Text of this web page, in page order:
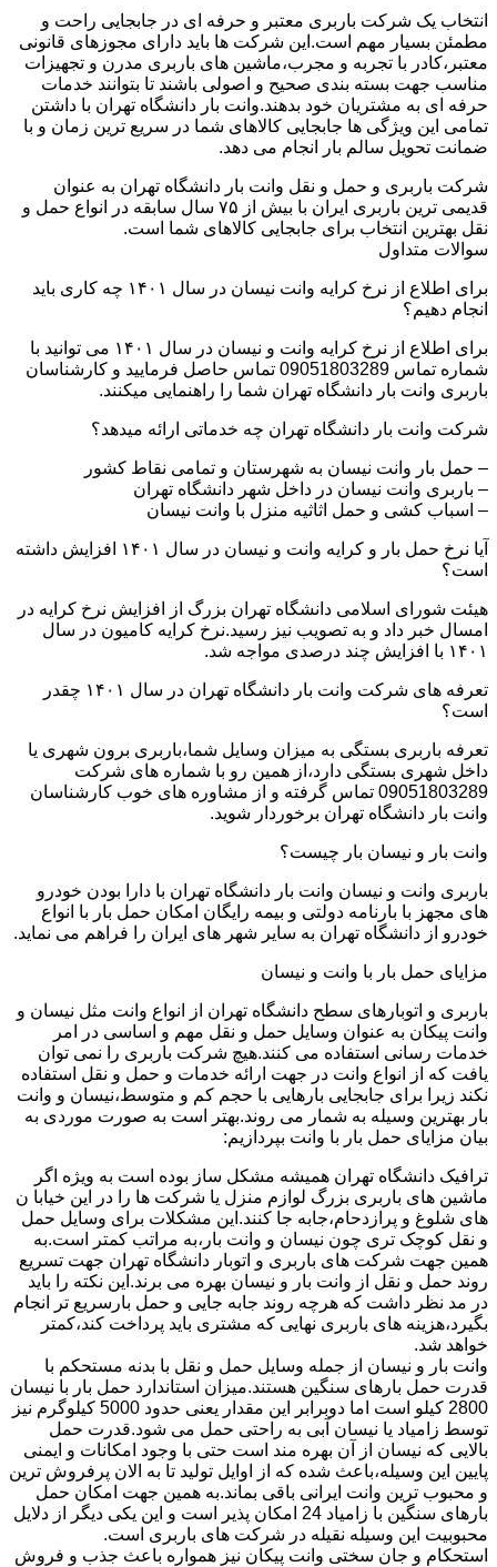
انتخاب یک شرکت باربری معتبر و حرفه ای در جابجایی راحت و
مطمئن بسیار مهم است.این شرکت ها باید دارای مجوزهای قانونی
معتبر،کادر با تجربه و مجرب،ماشین های باربری مدرن و تجهیزات
مناسب جهت بسته بندی صحیح و اصولی باشند تا بتوانند خدمات
حرفه ای به مشتریان خود بدهند.وانت بار دانشگاه تهران با داشتن
تمامی این ویژگی ها جابجایی کالاهای شما در سریع ترین زمان و با
ضمانت تحویل سالم بار انجام می دهد.
شرکت باربری و حمل و نقل وانت بار دانشگاه تهران به عنوان
قدیمی ترین باربری ایران با بیش از ۷۵ سال سابقه در انواع حمل و
نقل بهترین انتخاب برای جابجایی کالاهای شما است.
سوالات متداول
برای اطلاع از نرخ کرایه وانت نیسان در سال ۱۴۰۱ چه کاری باید
انجام دهیم؟
برای اطلاع از نرخ کرایه وانت و نیسان در سال ۱۴۰۱ می توانید با
شماره تماس 09051803289 تماس حاصل فرمایید و کارشناسان
باربری وانت بار دانشگاه تهران شما را راهنمایی میکنند.
شرکت وانت بار دانشگاه تهران چه خدماتی ارائه میدهد؟
– حمل بار وانت نیسان به شهرستان و تمامی نقاط کشور
– باربری وانت نیسان در داخل شهر دانشگاه تهران
– اسباب کشی و حمل اثاثیه منزل با وانت نیسان
آیا نرخ حمل بار و کرایه وانت و نیسان در سال ۱۴۰۱ افزایش داشته
است؟
هیئت شورای اسلامی دانشگاه تهران بزرگ از افزایش نرخ کرایه در
امسال خبر داد و به تصویب نیز رسید.نرخ کرایه کامیون در سال
۱۴۰۱ با افزایش چند درصدی مواجه شد.
تعرفه های شرکت وانت بار دانشگاه تهران در سال ۱۴۰۱ چقدر
است؟
تعرفه باربری بستگی به میزان وسایل شما،باربری برون شهری یا
داخل شهری بستگی دارد،از همین رو با شماره های شرکت
09051803289 تماس گرفته و از مشاوره های خوب کارشناسان
وانت بار دانشگاه تهران برخوردار شوید.
وانت بار و نیسان بار چیست؟
باربری وانت و نیسان وانت بار دانشگاه تهران با دارا بودن خودرو
های مجهز با بارنامه دولتی و بیمه رایگان امکان حمل بار با انواع
خودرو از دانشگاه تهران به سایر شهر های ایران را فراهم می نماید.
مزایای حمل بار با وانت و نیسان
باربری و اتوبارهای سطح دانشگاه تهران از انواع وانت مثل نیسان و
وانت پیکان به عنوان وسایل حمل و نقل مهم و اساسی در امر
خدمات رسانی استفاده می کنند.هیچ شرکت باربری را نمی توان
یافت که از انواع وانت در جهت ارائه خدمات و حمل و نقل استفاده
نکند زیرا برای جابجایی بارهایی با حجم کم و متوسط،نیسان و وانت
بار بهترین وسیله به شمار می روند.بهتر است به صورت موردی به
بیان مزایای حمل بار با وانت بپردازیم:
ترافیک دانشگاه تهران همیشه مشکل ساز بوده است به ویژه اگر
ماشین های باربری بزرگ لوازم منزل یا شرکت ها را در این خیابا ن
های شلوغ و پرازدحام،جابه جا کنند.این مشکلات برای وسایل حمل
و نقل کوچک تری چون نیسان و وانت بار،به مراتب کمتر است.به
همین جهت شرکت های باربری و اتوبار دانشگاه تهران جهت تسریع
روند حمل و نقل از وانت بار و نیسان بهره می برند.این نکته را باید
در مد نظر داشت که هرچه روند جابه جایی و حمل بارسریع تر انجام
بگیرد،هزینه های باربری نهایی که مشتری باید پرداخت کند،کمتر
خواهد شد.
وانت بار و نیسان از جمله وسایل حمل و نقل با بدنه مستحکم با
قدرت حمل بارهای سنگین هستند.میزان استاندارد حمل بار با نیسان
2800 کیلو است اما دوبرابر این مقدار یعنی حدود 5000 کیلوگرم نیز
توسط زامیاد یا نیسان آبی به راحتی حمل می شود.قدرت حمل
بالایی که نیسان از آن بهره مند است حتی با وجود امکانات و ایمنی
پایین این وسیله،باعث شده که از اوایل تولید تا به الان پرفروش ترین
و محبوب ترین وانت ایرانی باقی بماند.به همین جهت امکان حمل
بارهای سنگین با زامیاد 24 امکان پذیر است و این یکی دیگر از دلایل
محبوبیت این وسیله نقیله در شرکت های باربری است.
استحکام و جان سختی وانت پیکان نیز همواره باعث جذب و فروش